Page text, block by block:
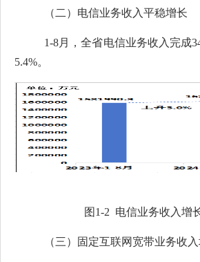
（二）电信业务收入平稳增长
1-8月 ，全省电信业务收入完成
5.4%。
图 1-2 电信业务收入增
（三） 固定互联网宽带业务收入